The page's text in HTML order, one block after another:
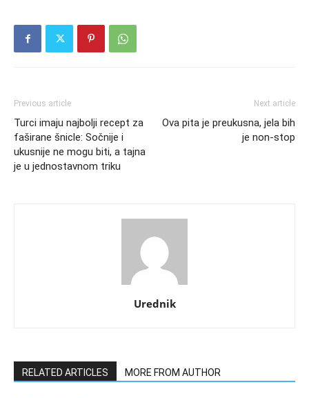
Previous article
Turci imaju najbolji recept za
faširane šnicle: Sočnije i
ukusnije ne mogu biti, a tajna
je u jednostavnom triku
Next article
Ova pita je preukusna, jela bih
je non-stop
Urednik
RELATED ARTICLES MORE FROM AUTHOR